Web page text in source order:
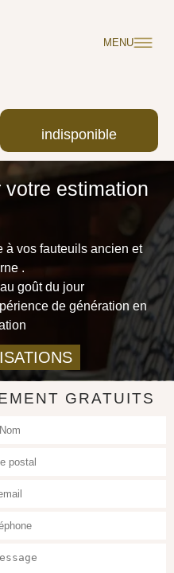
MENU
indisponible
votre estimation
à vos fauteuils ancien et
.
goût du jour
de génération en
GRATUITS